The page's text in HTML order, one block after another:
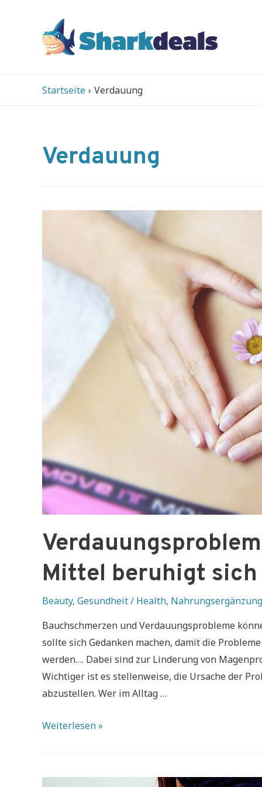
Startseite Verdauung
Verdauung
Mittel beruhigt sich
Beauty, Gesundheit / Health,
Bauchschmerzen und Verdauungsprobleme
sollte sich Gedanken machen, damit die
werden…. Dabei sind zur Linderung von
Wichtiger ist es stellenweise, die Ursache der
abzustellen. Wer im Alltag …
Verdauungsprobleme
diesem
Weiterlesen »